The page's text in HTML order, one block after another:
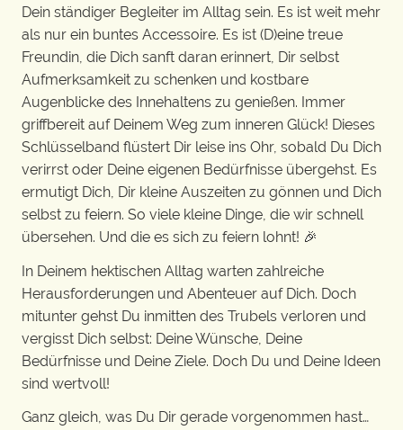
Dein ständiger Begleiter im Alltag sein. Es ist weit mehr
als nur ein buntes Accessoire. Es ist (D)eine treue
Freundin, die Dich sanft daran erinnert, Dir selbst
Aufmerksamkeit zu schenken und kostbare
Augenblicke des Innehaltens zu genießen. Immer
griffbereit auf Deinem Weg zum inneren Glück! Dieses
Schlüsselband flüstert Dir leise ins Ohr, sobald Du Dich
verirrst oder Deine eigenen Bedürfnisse übergehst. Es
ermutigt Dich, Dir kleine Auszeiten zu gönnen und Dich
selbst zu feiern. So viele kleine Dinge, die wir schnell
übersehen. Und die es sich zu feiern lohnt! 🎉
In Deinem hektischen Alltag warten zahlreiche
Herausforderungen und Abenteuer auf Dich. Doch
mitunter gehst Du inmitten des Trubels verloren und
vergisst Dich selbst: Deine Wünsche, Deine
Bedürfnisse und Deine Ziele. Doch Du und Deine Ideen
sind wertvoll!
Ganz gleich, was Du Dir gerade vorgenommen hast…